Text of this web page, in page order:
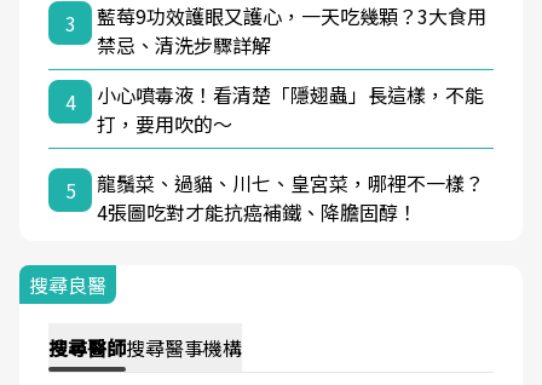
3
藍莓9功效護眼又護心，一天吃幾顆？3大食用
禁忌、清洗步驟詳解
4
小心噴毒液！看清楚「隱翅蟲」長這樣，不能
打，要用吹的～
5
龍鬚菜、過貓、川七、皇宮菜，哪裡不一樣？
4張圖吃對才能抗癌補鐵、降膽固醇！
搜尋良醫
搜尋醫師搜尋醫事機構